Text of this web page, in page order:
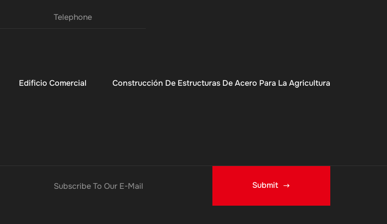
Telephone
Edificio Comercial
Construcción De Estructuras De Acero Para La Agricultura
Submit